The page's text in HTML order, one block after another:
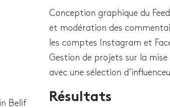
Belif
Conception graphique du
et modération des
les comptes Instagram et
Gestion de projets sur la
avec une sélection
Résultats